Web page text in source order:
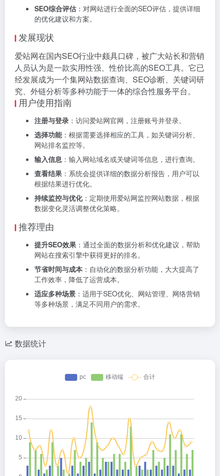
SEO综合评估 ：对网站进行全面的SEO评估，提供详细
的优化建议和方案。
发展现状
爱站网在国内SEO行业中颇具口碑，被广大站长和营销
人员认为是一款实用性强、性价比高的SEO工具。它已
经发展成为一个集网站数据查询、SEO诊断、关键词研
究、外链分析等多种功能于一体的综合性服务平台。
用户使用指南
注册与登录 ：访问爱站网官网，注册账号并登录。
选择功能：根据需要选择相应的工具，如关键词分析、
网站排名监控等。
输入信息 ：输入网站域名或关键词等信息，进行查询。
查看结果 ：系统会提供详细的数据分析报告，用户可以
根据结果进行优化。
持续监控与优化：定期使用爱站网监控网站数据，根据
数据变化灵活调整优化策略。
推荐理由
提升SEO效果 ：通过全面的数据分析和优化建议，帮助
网站在搜索引擎中获得更好的排名。
节省时间与成本 ：自动化的数据分析功能，大大提高了
工作效率，降低了运营成本。
适应多种场景 ：适用于SEO优化、网站管理、网络营销
等多种场景，满足不同用户的需求。
数据统计